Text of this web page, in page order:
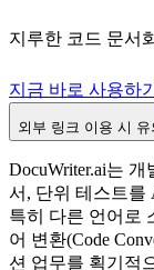
지루한 코드 문서
지금 바로 사용하기
외부 링크 이용 시 유
DocuWriter.ai는
서, 단위 테스트를
특히 다른 언어로
어 변환(Code
션 업무를 획기적